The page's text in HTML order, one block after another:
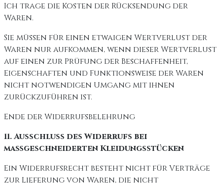
Ich trage die Kosten der Rücksendung der
Waren.
Sie müssen für einen etwaigen Wertverlust der
Waren nur aufkommen, wenn dieser Wertverlust
auf einen zur Prüfung der Beschaffenheit,
Eigenschaften und Funktionsweise der Waren
nicht notwendigen Umgang mit ihnen
zurückzuführen ist.
Ende der Widerrufsbelehrung
11. Ausschluss des Widerrufs bei
maßgeschneiderten Kleidungsstücken
Ein Widerrufsrecht besteht nicht für Verträge
zur Lieferung von Waren, die nicht